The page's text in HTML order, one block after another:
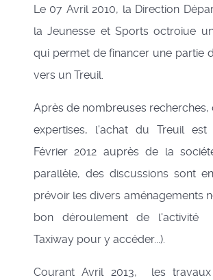
Le 07 Avril 2010, la Direction
la Jeunesse et Sports octroiue
qui permet de financer une partie
vers un Treuil.
Après de nombreuses recherches,
expertises, l'achat du Treuil est
Février 2012 auprès de la
parallèle, des discussions sont
prévoir les divers aménagements
bon déroulement de l'activité
Taxiway pour y accéder...).
Courant Avril 2013, les